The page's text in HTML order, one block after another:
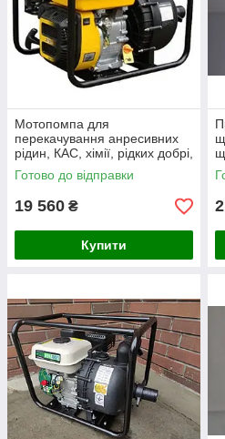
Мотопомпа для
перекачування анресивних
рідин, КАС, хімії, рідких добрі,
рідких добрив(1000 л/хв 60
куб./рік
Готово до відправки
19 560 ₴
Купити